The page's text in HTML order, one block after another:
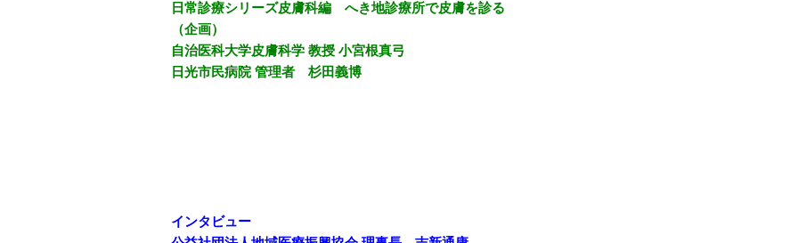
日常診療シリーズ皮膚科編 へき地診療所で皮膚を診る
（企画）
自治医科大学皮膚科学 教授 小宮根真弓
日光市民病院 管理者 杉田義博
インタビュー